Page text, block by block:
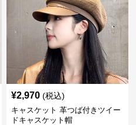
¥2,970 (税込)
キャスケット 革つば付きツイー
ドキャスケット帽